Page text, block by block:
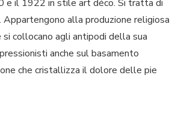
e il 1922 in stile art déco. Si tratta di
alla produzione religiosa
collocano agli antipodi della sua
anche sul basamento
che cristallizza il dolore delle pie